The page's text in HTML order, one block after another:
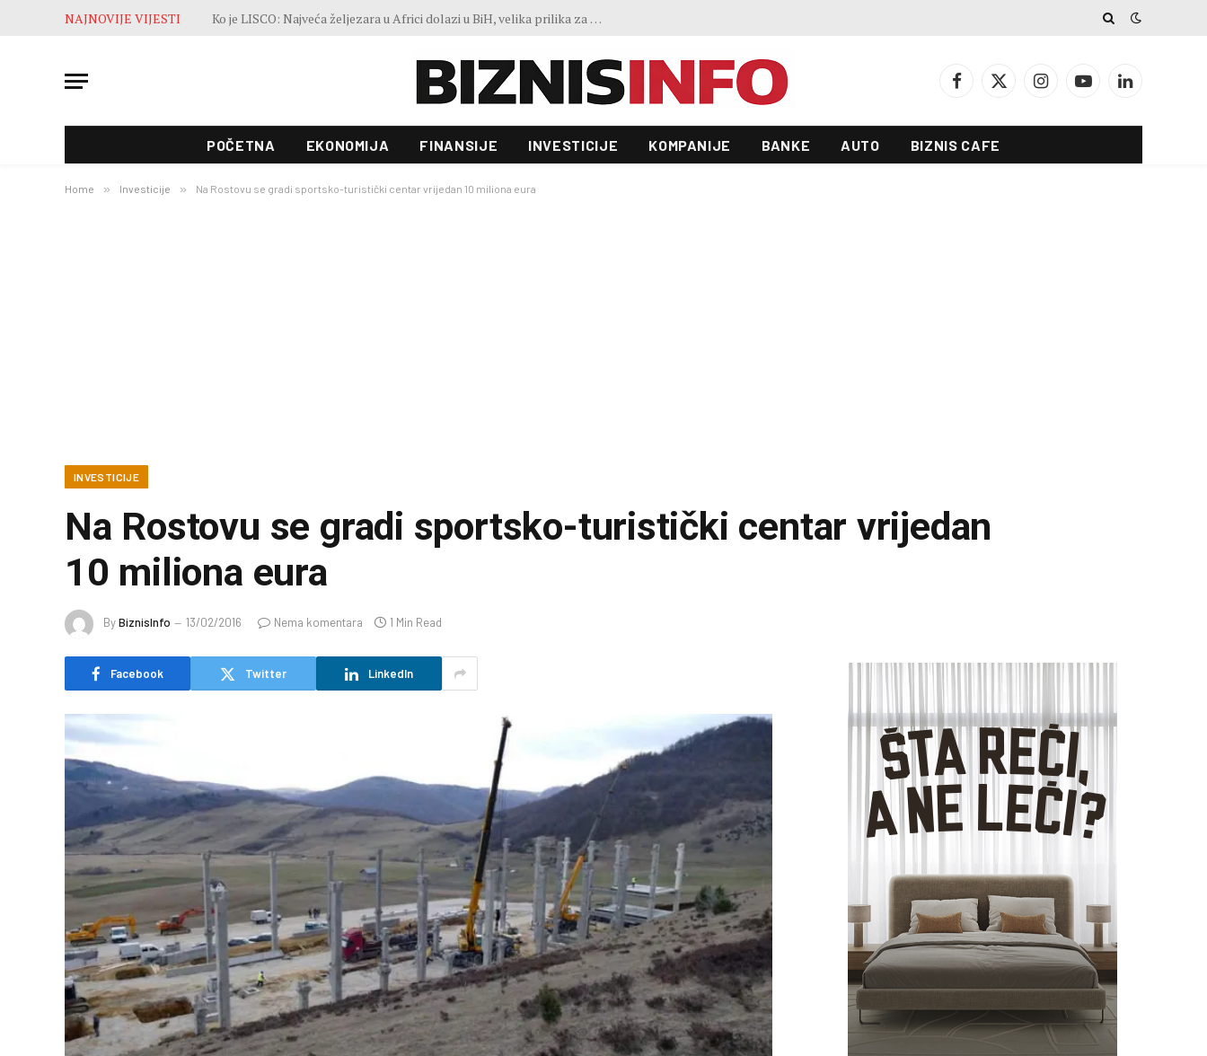
NAJNOVIJE VIJESTI Predstavljen projekt “Galeria”: Toranj od 31 sprata i investicija od 100 miliona KM, gradnja već počela
Facebook
X
InstagramYouTubeLinkedIn
POČETNA EKONOMIJA FINANSIJE INVESTICIJE KOMPANIJE BANKE AUTO BIZNIS CAFE
Home » Investicije » Na Rostovu se gradi sportsko-turistički centar vrijedan 10 miliona eura
INVESTICIJE
Na Rostovu se gradi sportsko-turistički centar vrijedan
10 miliona eura
ByBiznisInfo 13/02/2016 Nema komentara 1 Min Read
Facebook Twitter LinkedIn